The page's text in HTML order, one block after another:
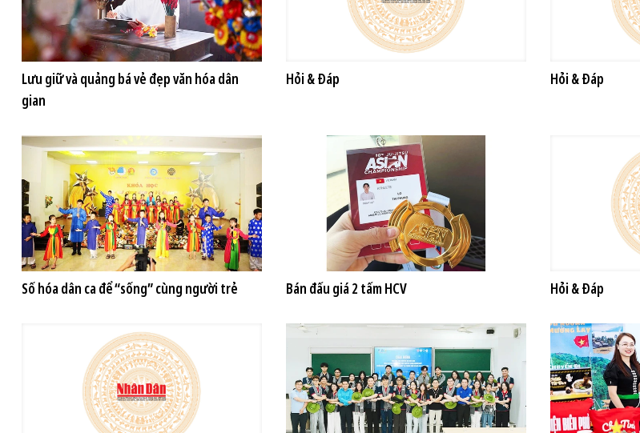
Lưu giữ và quảng bá vẻ đẹp văn hóa dân
gian
Hỏi & Đáp Hỏi & Đáp
Số hóa dân ca để “sống” cùng người trẻ Bán đấu giá 2 tấm HCV Hỏi & Đáp